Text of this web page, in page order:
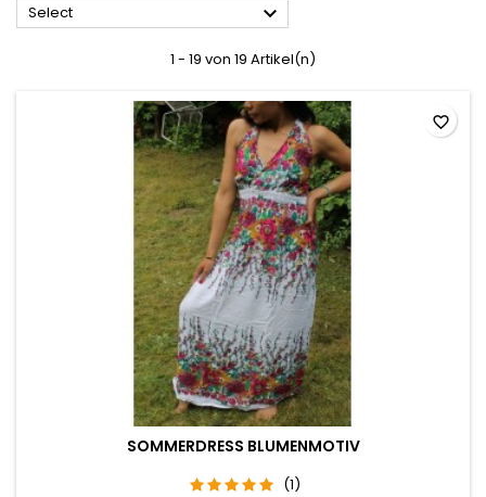
Select 
1 - 19 von 19 Artikel(n)
SOMMERDRESS BLUMENMOTIV
(1)
favorite_border